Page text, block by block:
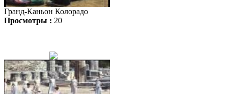
Гранд-Каньон Колорадо
Просмотры : 20